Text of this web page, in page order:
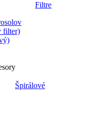
Filtre
filter)
Špirálové